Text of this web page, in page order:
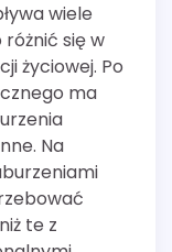
wiele
się w
życiowej. Po
ma
Na
te z